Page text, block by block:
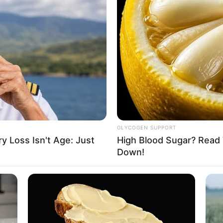
akan membuat tidur terasa tidak nyaman karena
pergi, malah justru kembali lagi dan jumlahnya
Loss Isn't Age: Just
GLYCOGEN SUPPORT
High Blood Sugar?
Down!